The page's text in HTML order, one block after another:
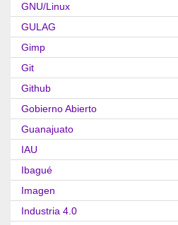
GNU/Linux
GULAG
Gimp
Git
Github
Gobierno Abierto
Guanajuato
IAU
Ibagué
Imagen
Industria 4.0